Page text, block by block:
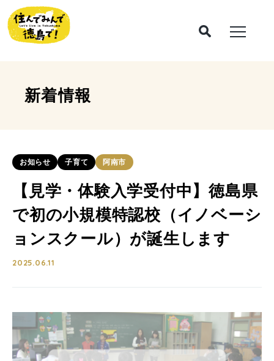
新着情報
お知らせ 子育て 阿南市
【見学・体験入学受付中】徳島県
で初の小規模特認校（イノベーシ
ョンスクール）が誕生します
2025.06.11